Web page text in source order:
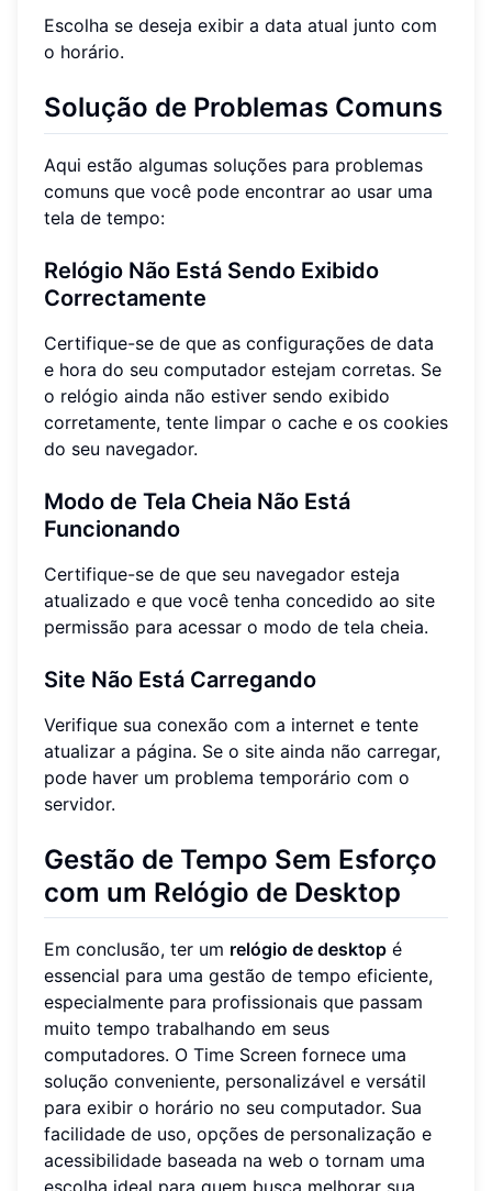
Escolha se deseja exibir a data atual junto com
o horário.
Solução de Problemas Comuns
Aqui estão algumas soluções para problemas
comuns que você pode encontrar ao usar uma
tela de tempo:
Relógio Não Está Sendo Exibido
Correctamente
Certifique-se de que as configurações de data
e hora do seu computador estejam corretas. Se
o relógio ainda não estiver sendo exibido
corretamente, tente limpar o cache e os cookies
do seu navegador.
Modo de Tela Cheia Não Está
Funcionando
Certifique-se de que seu navegador esteja
atualizado e que você tenha concedido ao site
permissão para acessar o modo de tela cheia.
Site Não Está Carregando
Verifique sua conexão com a internet e tente
atualizar a página. Se o site ainda não carregar,
pode haver um problema temporário com o
servidor.
Gestão de Tempo Sem Esforço
com um Relógio de Desktop
Em conclusão, ter um relógio de desktop é
essencial para uma gestão de tempo eficiente,
especialmente para profissionais que passam
muito tempo trabalhando em seus
computadores. O Time Screen fornece uma
solução conveniente, personalizável e versátil
para exibir o horário no seu computador. Sua
facilidade de uso, opções de personalização e
acessibilidade baseada na web o tornam uma
escolha ideal para quem busca melhorar sua